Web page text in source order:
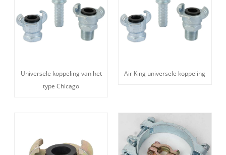
Universele koppeling van het
type Chicago
Air King universele koppeling